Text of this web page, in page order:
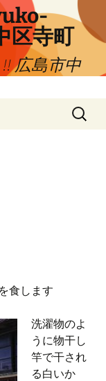
寺町
広島市中
検
索:
食します
洗濯物のよ
うに物干し
竿で干され
る白いか